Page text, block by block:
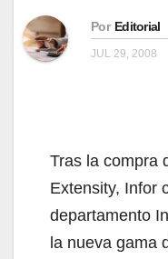
Por Editorial
JUL 29, 2008
Tras la compra
Extensity, Infor
departamento
la nueva gama